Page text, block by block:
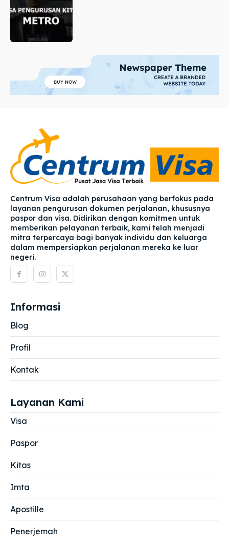
Centrum Visa adalah perusahaan yang berfokus pada
layanan pengurusan dokumen perjalanan, khususnya
paspor dan visa. Didirikan dengan komitmen untuk
memberikan pelayanan terbaik, kami telah menjadi
mitra terpercaya bagi banyak individu dan keluarga
dalam mempersiapkan perjalanan mereka ke luar
negeri.
Informasi
Blog
Profil
Kontak
Layanan Kami
Visa
Paspor
Kitas
Imta
Apostille
Penerjemah